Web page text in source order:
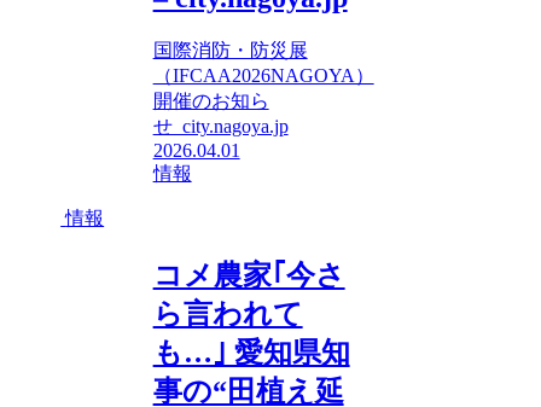
国際消防・防災展
（IFCAA2026NAGOYA）
開催のお知ら
せ city.nagoya.jp
2026.04.01
情報
情報
コメ農家｢今さ
ら言われて
も…｣ 愛知県知
事の“田植え延